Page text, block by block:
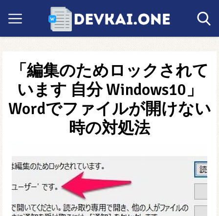
「編集のためロックされて
います 自分 Windows10」
Wordでファイルが開けない
時の対処法